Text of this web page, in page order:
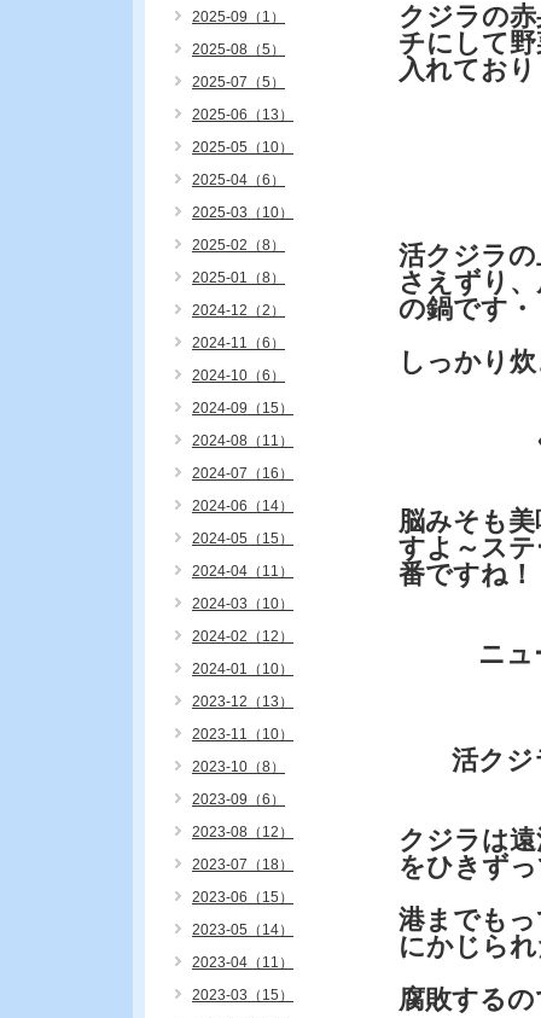
クジラの
チにして
入れてお
活クジラ
さえずり
の鍋です・
しっかり
くじら
脳みそも
すよ～ス
番ですね！
ニュー
活クジ
クジラは
をひきず
港までも
にかじら
腐敗する
2025-09（1）
2025-08（5）
2025-07（5）
2025-06（13）
2025-05（10）
2025-04（6）
2025-03（10）
2025-02（8）
2025-01（8）
2024-12（2）
2024-11（6）
2024-10（6）
2024-09（15）
2024-08（11）
2024-07（16）
2024-06（14）
2024-05（15）
2024-04（11）
2024-03（10）
2024-02（12）
2024-01（10）
2023-12（13）
2023-11（10）
2023-10（8）
2023-09（6）
2023-08（12）
2023-07（18）
2023-06（15）
2023-05（14）
2023-04（11）
2023-03（15）